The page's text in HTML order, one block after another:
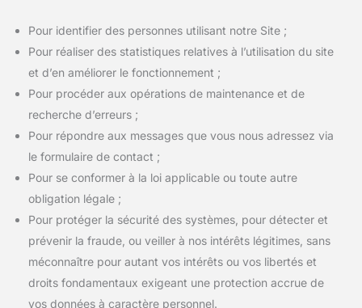
Pour identifier des personnes utilisant notre Site ;
Pour réaliser des statistiques relatives à l’utilisation du site
et d’en améliorer le fonctionnement ;
Pour procéder aux opérations de maintenance et de
recherche d’erreurs ;
Pour répondre aux messages que vous nous adressez via
le formulaire de contact ;
Pour se conformer à la loi applicable ou toute autre
obligation légale ;
Pour protéger la sécurité des systèmes, pour détecter et
prévenir la fraude, ou veiller à nos intérêts légitimes, sans
méconnaître pour autant vos intérêts ou vos libertés et
droits fondamentaux exigeant une protection accrue de
vos données à caractère personnel.